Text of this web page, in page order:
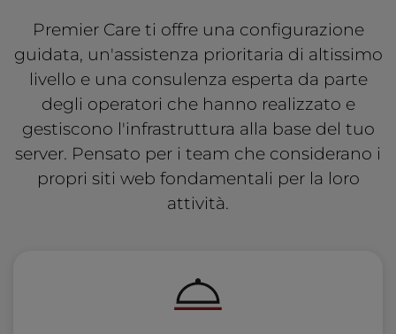
Premier Care ti offre una configurazione
guidata, un'assistenza prioritaria di altissimo
livello e una consulenza esperta da parte
degli operatori che hanno realizzato e
gestiscono l'infrastruttura alla base del tuo
server. Pensato per i team che considerano i
propri siti web fondamentali per la loro
attività.